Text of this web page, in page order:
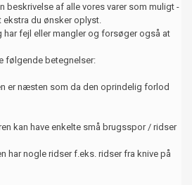
beskrivelse af alle vores varer som muligt -
ekstra du ønsker oplyst.
har fejl eller mangler og forsøger også at
følgende betegnelser:
som da den oprindelig forlod
kan have enkelte små brugsspor / ridser
nogle ridser f.eks. ridser fra knive på